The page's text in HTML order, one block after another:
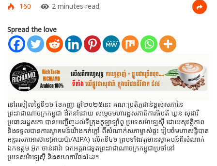
160
2 minutes read
Spread the love
នៅរសៀលថ្ងៃទី១៦ ខែកញ្ញា ឆ្នាំ២០២៥នេះ គណៈប្រតិភូជាន់ខ្ពស់សភានៃ
ព្រះរាជាណាចក្រកម្ពុជា ដឹកនាំដោយ សម្តេចមហារដ្ឋសភាធិការធិបតី ឃួន សុដារី
ប្រធានរដ្ឋសភា បានអញ្ជើញដល់ទីក្រុងគូឡាឡាំពួ ប្រទេសម៉ាឡេស៊ី ដោយសុវត្ថិភាព
និងទទួលបានការស្វាគមន៍យ៉ាងកក់ក្តៅ ពីសំណាក់សភាម្ចាស់ផ្ទះ រៀបចំមហាសន្និបាត
អន្តរសភាអាស៊ាន(អាយប៉ា/AIPA) លើកទី៤៦ ព្រមទាំងវត្តមានស្វាគមន៍ពីសំណាក់
ឯកឧត្តម អ៊ុក ចាន់ដារ៉ា ឯកអគ្គរាជទូតព្រះរាជាណាចក្រកម្ពុជាប្រចាំនៅ
ប្រទេសម៉ាឡេស៊ី និងសហការីផងដែរ។